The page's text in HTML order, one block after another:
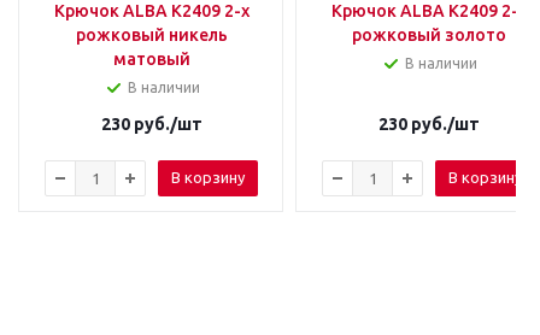
Крючок ALBA K2409 2-х
рожковый никель
матовый
В наличии
230руб./шт
В корзину
Крючок ALBA K2409 2-х
рожковый золото
В наличии
230руб./шт
В корзину